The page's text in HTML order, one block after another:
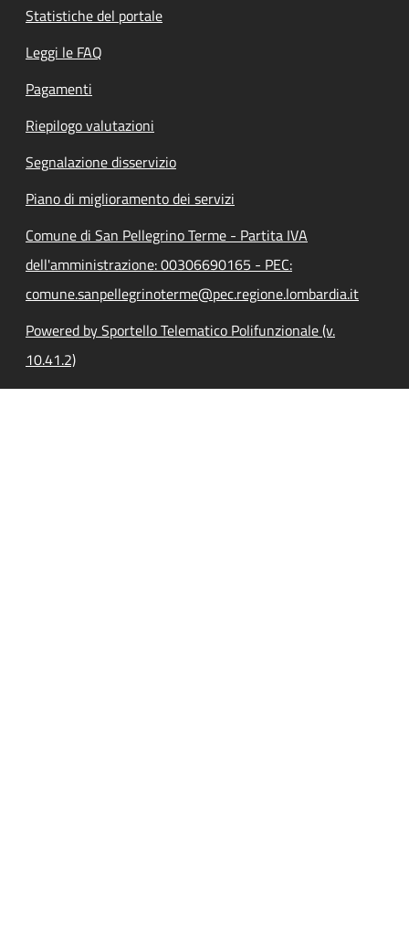
Statistiche del portale
Leggi le FAQ
Pagamenti
Riepilogo valutazioni
Segnalazione disservizio
Piano di miglioramento dei servizi
Comune di San Pellegrino Terme - Partita IVA
dell'amministrazione: 00306690165 - PEC:
comune.sanpellegrinoterme@pec.regione.lombardia.it
Powered by Sportello Telematico Polifunzionale (v.
10.41.2)